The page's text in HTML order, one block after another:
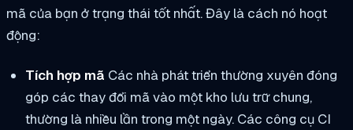
mã của bạn ở trạng thái tốt nhất. Đây là cách nó hoạt
động:
Tích hợp mã Các nhà phát triển thường xuyên đóng
góp các thay đổi mã vào một kho lưu trữ chung,
thường là nhiều lần trong một ngày. Các công cụ CI